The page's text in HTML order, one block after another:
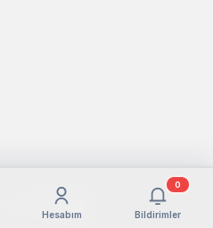
Hesabım Bildirimler
0